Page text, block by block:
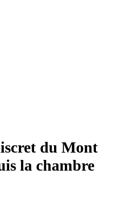
du Mont
la chambre